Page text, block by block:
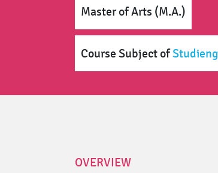
Master of Arts (M.A.)
Course Subject of
OVERVIEW